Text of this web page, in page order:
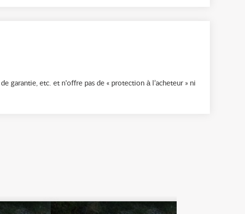
garantie, etc. et n'offre pas de « protection à l’acheteur » ni